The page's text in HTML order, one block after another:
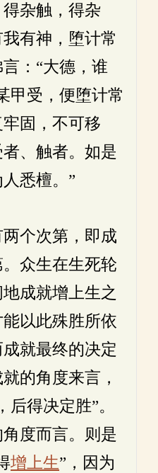
杂触，得杂
有神，堕计常
：“大德，谁
甲受，便堕计常
固，不可移
、触者。如是
悉檀。”
个次第，即成
众生在生死轮
成就增上生之
以此殊胜所依
就最终的决定
的角度来言，
后得决定胜”。
度而言。则是
增上生”，因为